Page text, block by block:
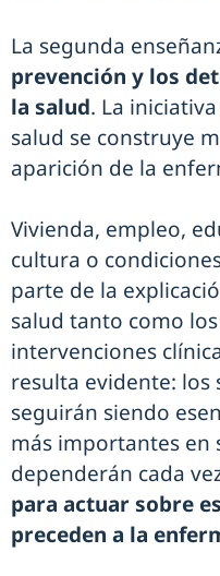
La segunda
prevención y los
la salud. La
salud se construye
aparición de la
Vivienda, empleo,
cultura o
parte de la
salud tanto como
intervenciones
resulta evidente: los
seguirán siendo
más importantes en
dependerán cada
para actuar sobre
preceden a la